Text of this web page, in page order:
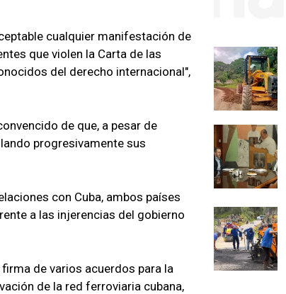
cualquier manifestación de
que violen la Carta de las
del derecho internacional",
de que, a pesar de
progresivamente sus
con Cuba, ambos países
a las injerencias del gobierno
de varios acuerdos para la
de la red ferroviaria cubana,